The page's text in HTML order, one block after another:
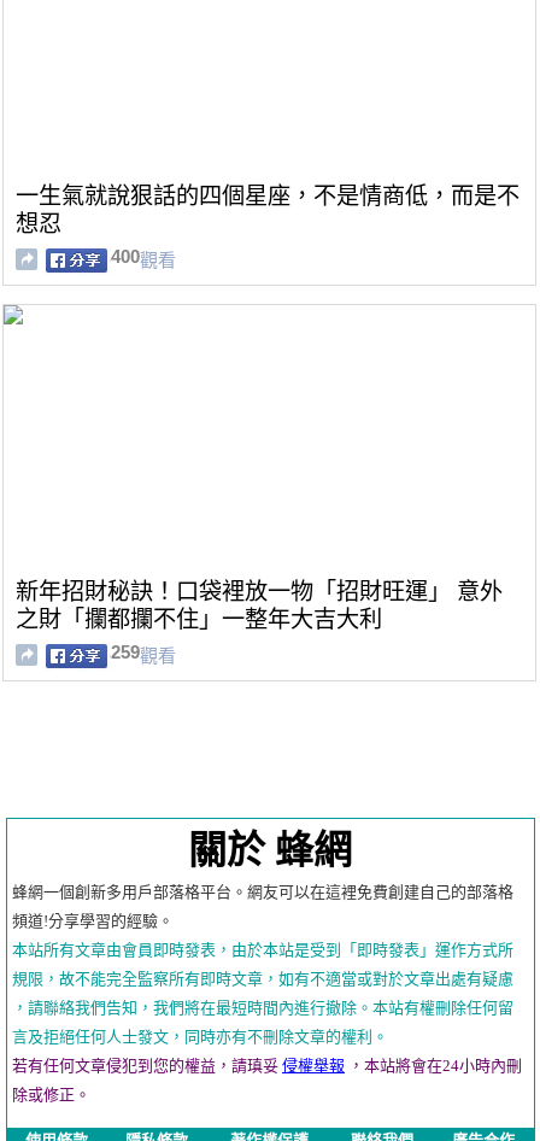
一生氣就說狠話的四個星座，不是情商低，而是不
想忍
400觀看
新年招財秘訣！口袋裡放一物「招財旺運」 意外
之財「攔都攔不住」一整年大吉大利
259觀看
關於 蜂網
蜂網一個創新多用戶部落格平台。網友可以在這裡免費創建自己的部落格
頻道!分享學習的經驗。
本站所有文章由會員即時發表，由於本站是受到「即時發表」運作方式所
規限，故不能完全監察所有即時文章，如有不適當或對於文章出處有疑慮
，請聯絡我們告知，我們將在最短時間內進行撤除。本站有權刪除任何留
言及拒絕任何人士發文，同時亦有不刪除文章的權利。
若有任何文章侵犯到您的權益，請瑱妥 侵權舉報 ，本站將會在24小時內刪
除或修正。